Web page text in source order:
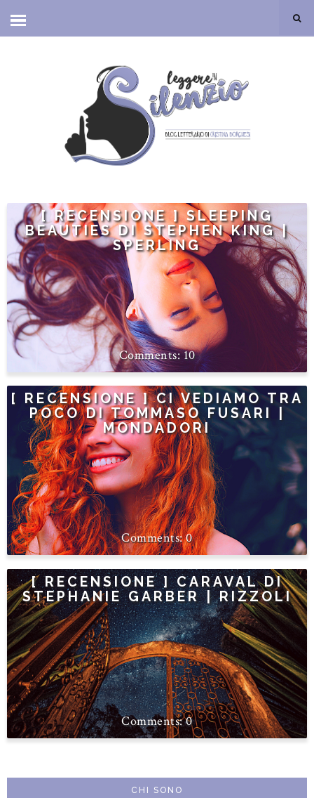
[ RECENSIONE ] SLEEPING
BEAUTIES DI STEPHEN KING |
SPERLING
10
[ RECENSIONE ] CI VEDIAMO TRA
POCO DI TOMMASO FUSARI |
MONDADORI
0
[ RECENSIONE ] CARAVAL DI
STEPHANIE GARBER | RIZZOLI
0
CHI SONO